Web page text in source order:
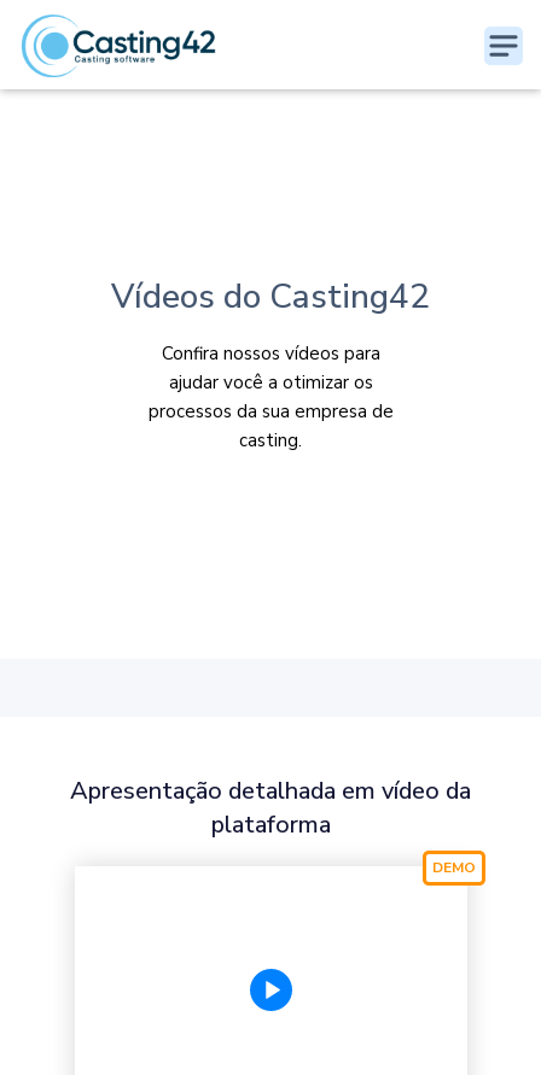
Vídeos do Casting42
Confira nossos vídeos para
ajudar você a otimizar os
processos da sua empresa de
casting.
Apresentação detalhada em vídeo da
plataforma